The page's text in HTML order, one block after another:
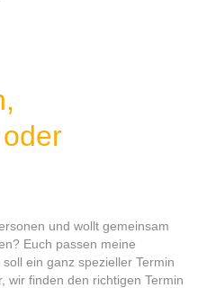
und wollt gemeinsam
Euch passen meine
ein ganz spezieller Termin
wir finden den richtigen Termin